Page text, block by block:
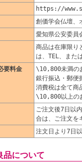
https://
創価学会仏壇、
愛知県公安委
商品は在庫限り
は、TEL、また
要料金
\10,800未満の
銀行振込・郵便
消費税は全て商
\10,800以上の
ご注文後7日以
合は、ご注文を
注文日より7日
について